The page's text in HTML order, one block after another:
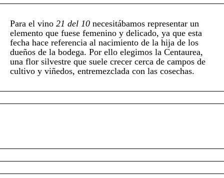
Para el vino 21 del 10 necesitábamos representar un
elemento que fuese femenino y delicado, ya que esta
fecha hace referencia al nacimiento de la hija de los
dueños de la bodega. Por ello elegimos la Centaurea,
una flor silvestre que suele crecer cerca de campos de
cultivo y viñedos, entremezclada con las cosechas.